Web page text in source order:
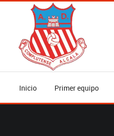
Inicio Primer equipo